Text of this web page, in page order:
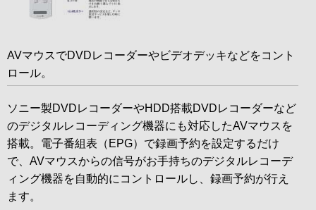
AVマウスでDVDレコーダーやビデオデッキなどをコント
ロール。
ソニー製DVDレコーダーやHDD搭載DVDレコーダーなど
のデジタルレコーディング機器にも対応したAVマウスを
搭載。電子番組表（EPG）で録画予約を設定するだけ
で、AVマウスからの信号がお手持ちのデジタルレコーデ
ィング機器を自動的にコントロールし、録画予約が行え
ます。